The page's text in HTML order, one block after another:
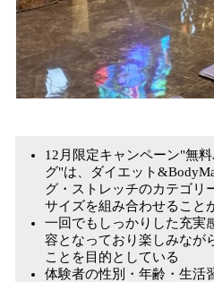
12月限定キャンペーン"無
グ"は、ダイエット
グ・ストレッチのカテゴリ
サイズを組み合わせること
一回でもしっかりした充実
容となっており楽しみなが
ことを目的としている
体験者の性別・年齢・生活